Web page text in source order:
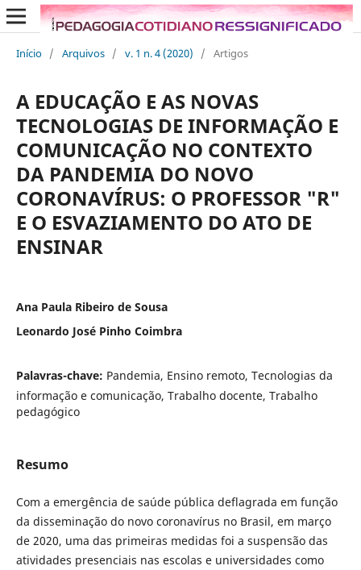
Início / Arquivos / v. 1 n. 4 (2020) / Artigos
A EDUCAÇÃO E AS NOVAS
TECNOLOGIAS DE INFORMAÇÃO E
COMUNICAÇÃO NO CONTEXTO
DA PANDEMIA DO NOVO
CORONAVÍRUS: O PROFESSOR "R"
E O ESVAZIAMENTO DO ATO DE
ENSINAR
Ana Paula Ribeiro de Sousa
Leonardo José Pinho Coimbra
Palavras-chave: Pandemia, Ensino remoto, Tecnologias da
informação e comunicação, Trabalho docente, Trabalho
pedagógico
Resumo
Com a emergência de saúde pública deflagrada em função
da disseminação do novo coronaví­rus no Brasil, em março
de 2020, uma das primeiras medidas foi a suspensão das
atividades presenciais nas escolas e universidades como